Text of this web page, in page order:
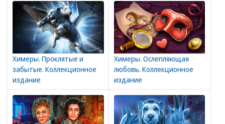
Химеры. Проклятые и
забытые. Коллекционное
издание
Химеры. Ослепляющая
любовь. Коллекционное
издание